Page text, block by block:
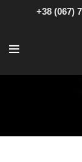
+38 (067)